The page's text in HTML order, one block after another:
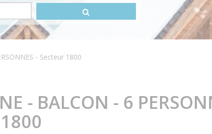
- Secteur 1800
- BALCON - 6